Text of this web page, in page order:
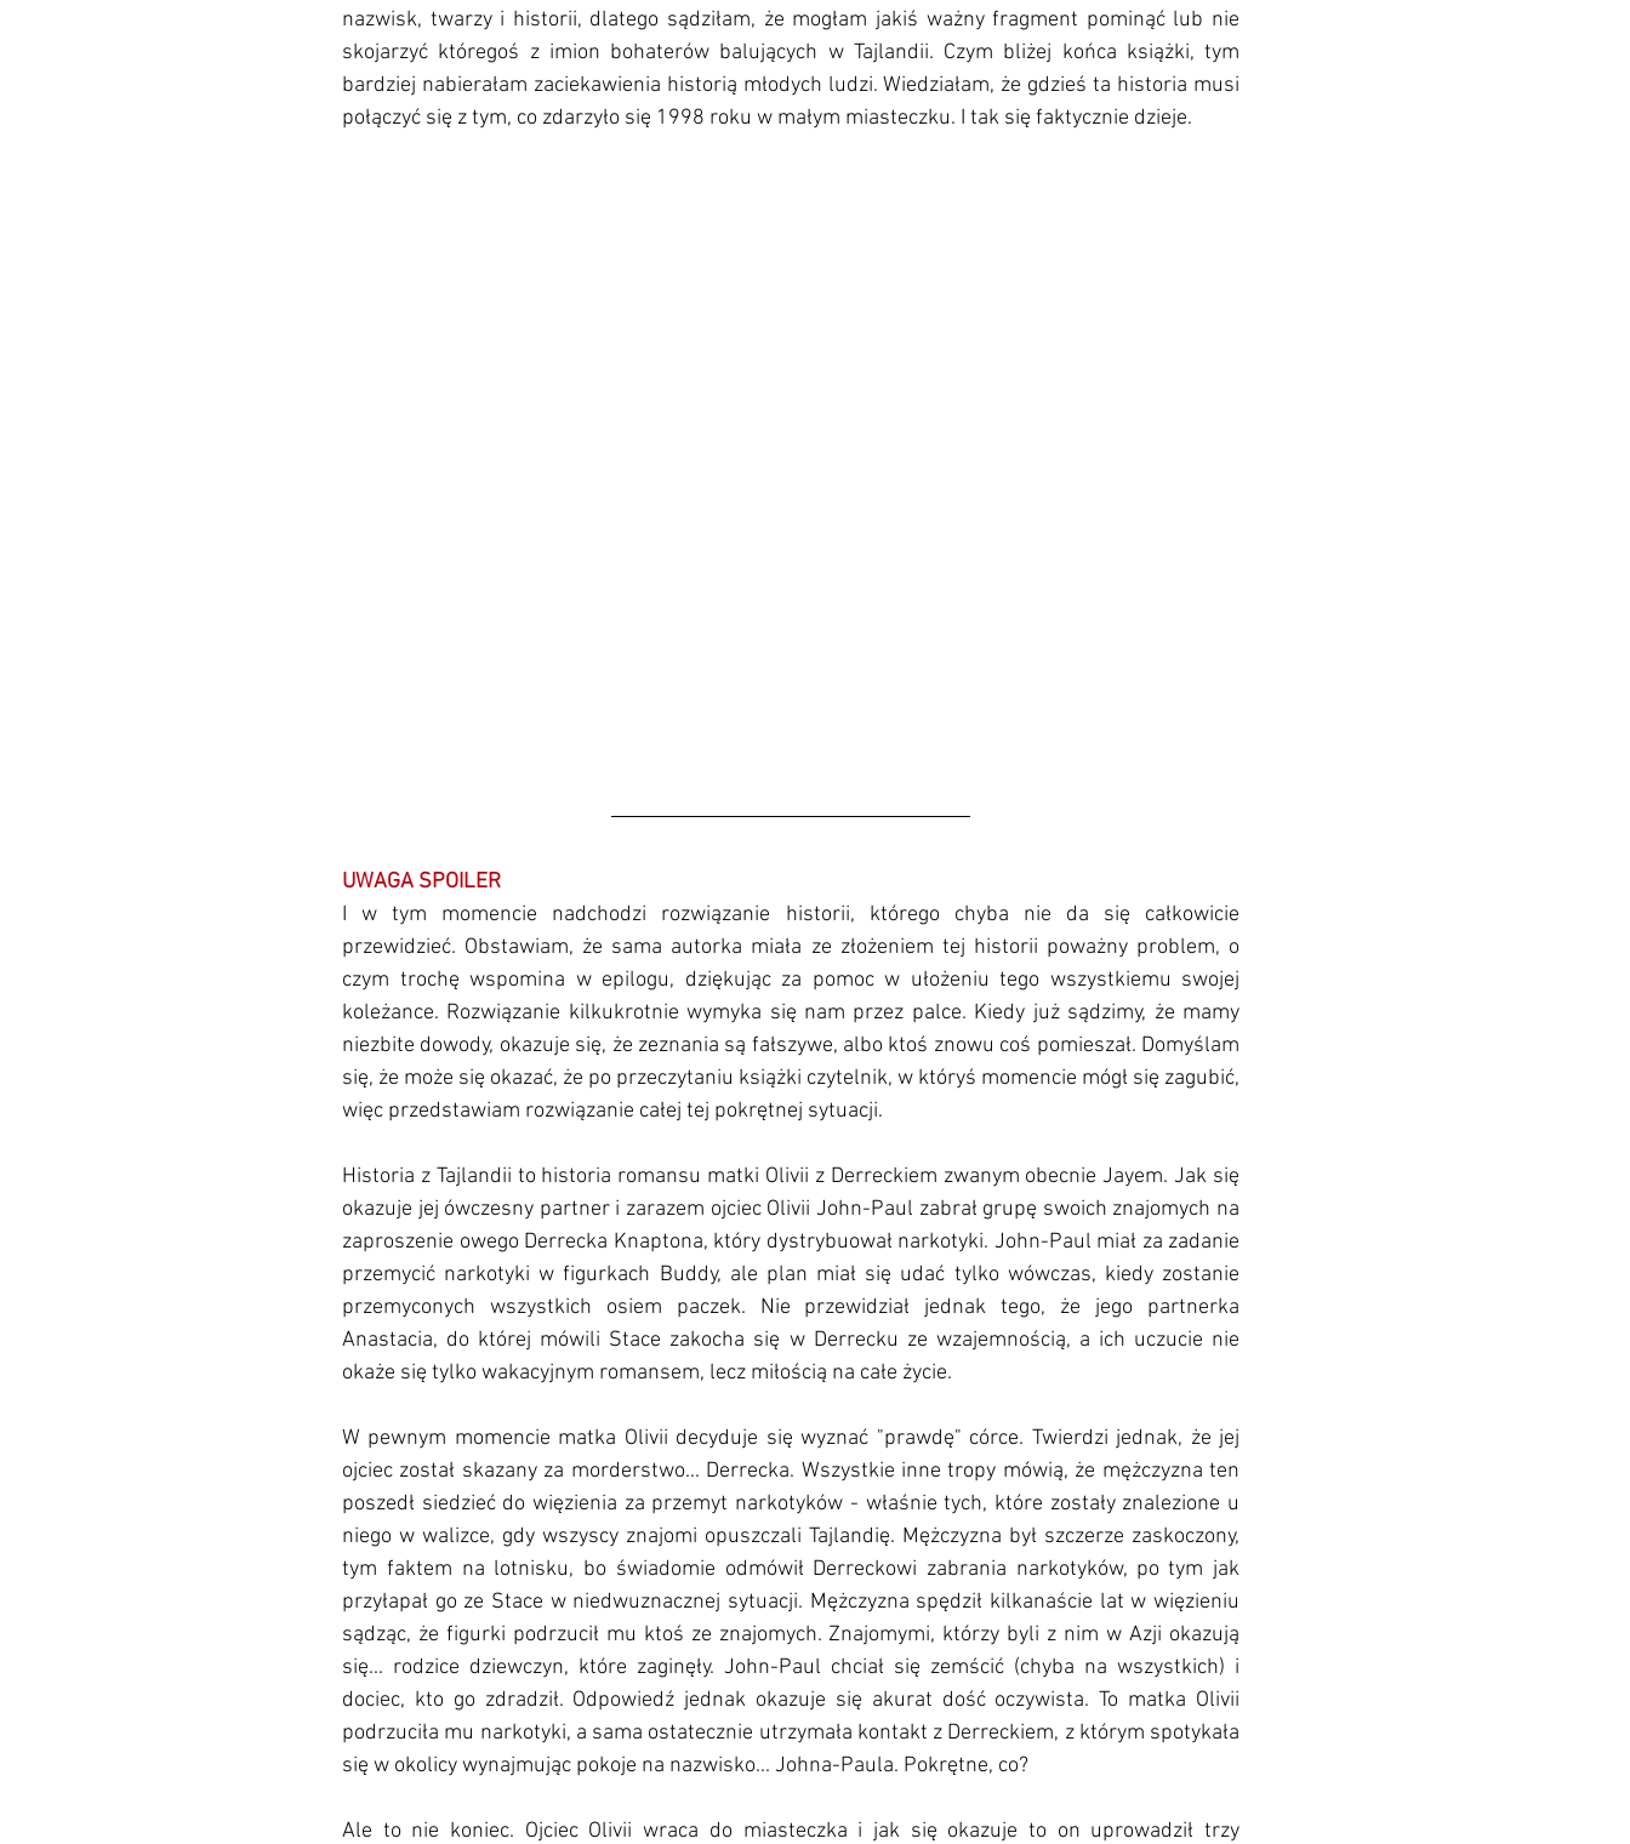
nazwisk, twarzy i historii, dlatego sądziłam, że mogłam jakiś ważny fragment pominąć lub nie
skojarzyć któregoś z imion bohaterów balujących w Tajlandii. Czym bliżej końca książki, tym
bardziej nabierałam zaciekawienia historią młodych ludzi. Wiedziałam, że gdzieś ta historia musi
połączyć się z tym, co zdarzyło się 1998 roku w małym miasteczku. I tak się faktycznie dzieje.
UWAGA SPOILER
I w tym momencie nadchodzi rozwiązanie historii, którego chyba nie da się całkowicie
przewidzieć. Obstawiam, że sama autorka miała ze złożeniem tej historii poważny problem, o
czym trochę wspomina w epilogu, dziękując za pomoc w ułożeniu tego wszystkiemu swojej
koleżance. Rozwiązanie kilkukrotnie wymyka się nam przez palce. Kiedy już sądzimy, że mamy
niezbite dowody, okazuje się, że zeznania są fałszywe, albo ktoś znowu coś pomieszał. Domyślam
się, że może się okazać, że po przeczytaniu książki czytelnik, w któryś momencie mógł się zagubić,
więc przedstawiam rozwiązanie całej tej pokrętnej sytuacji.
Historia z Tajlandii to historia romansu matki Olivii z Derreckiem zwanym obecnie Jayem. Jak się
okazuje jej ówczesny partner i zarazem ojciec Olivii John-Paul zabrał grupę swoich znajomych na
zaproszenie owego Derrecka Knaptona, który dystrybuował narkotyki. John-Paul miał za zadanie
przemycić narkotyki w figurkach Buddy, ale plan miał się udać tylko wówczas, kiedy zostanie
przemyconych wszystkich osiem paczek. Nie przewidział jednak tego, że jego partnerka
Anastacia, do której mówili Stace zakocha się w Derrecku ze wzajemnością, a ich uczucie nie
okaże się tylko wakacyjnym romansem, lecz miłością na całe życie.
W pewnym momencie matka Olivii decyduje się wyznać "prawdę" córce. Twierdzi jednak, że jej
ojciec został skazany za morderstwo... Derrecka. Wszystkie inne tropy mówią, że mężczyzna ten
poszedł siedzieć do więzienia za przemyt narkotyków - właśnie tych, które zostały znalezione u
niego w walizce, gdy wszyscy znajomi opuszczali Tajlandię. Mężczyzna był szczerze zaskoczony,
tym faktem na lotnisku, bo świadomie odmówił Derreckowi zabrania narkotyków, po tym jak
przyłapał go ze Stace w niedwuznacznej sytuacji. Mężczyzna spędził kilkanaście lat w więzieniu
sądząc, że figurki podrzucił mu ktoś ze znajomych. Znajomymi, którzy byli z nim w Azji okazują
się... rodzice dziewczyn, które zaginęły. John-Paul chciał się zemścić (chyba na wszystkich) i
dociec, kto go zdradził. Odpowiedź jednak okazuje się akurat dość oczywista. To matka Olivii
podrzuciła mu narkotyki, a sama ostatecznie utrzymała kontakt z Derreckiem, z którym spotykała
się w okolicy wynajmując pokoje na nazwisko... Johna-Paula. Pokrętne, co?
Ale to nie koniec. Ojciec Olivii wraca do miasteczka i jak się okazuje to on uprowadził trzy